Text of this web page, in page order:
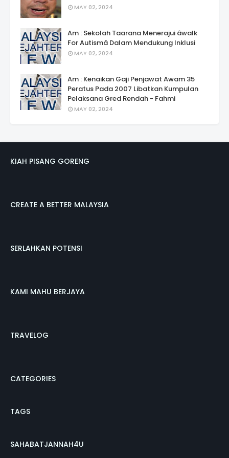
MAY 02, 2024
Am : Sekolah Taarana Menerajui âwalk
For Autismâ Dalam Mendukung Inklusi
MAY 02, 2024
Am : Kenaikan Gaji Penjawat Awam 35
Peratus Pada 2007 Libatkan Kumpulan
Pelaksana Gred Rendah - Fahmi
MAY 02, 2024
KIAH PISANG GORENG
CREATE A BETTER MALAYSIA
SERLAHKAN POTENSI
KAMI MAHU BERJAYA
TRAVELOG
CATEGORIES
TAGS
SAHABATJANNAH4U